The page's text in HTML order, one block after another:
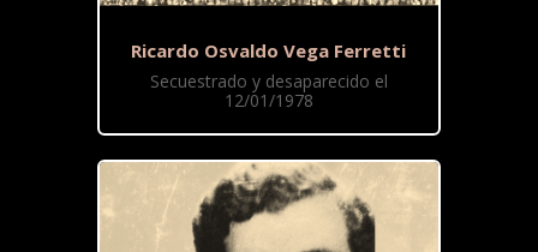
Ricardo Osvaldo Vega Ferretti
Secuestrado y desaparecido el
12/01/1978